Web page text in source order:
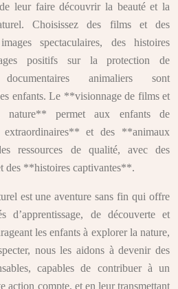
leur faire découvrir la beauté et la
Choisissez des films et des
spectaculaires, des histoires
positifs sur la protection de
animaliers sont
enfants. Le **visionnage de films et
nature** permet aux enfants de
et des **animaux
ressources de qualité, avec des
des **histoires captivantes**.
est une aventure sans fin qui offre
d’apprentissage, de découverte et
les enfants à explorer la nature,
nous les aidons à devenir des
capables de contribuer à un
action compte, et en leur transmettant